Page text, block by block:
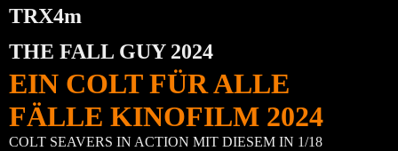
TRX4m
THE FALL GUY 2024
EIN COLT FÜR ALLE
FÄLLE KINOFILM 2024
COLT SEAVERS IN ACTION MIT DIESEM IN 1/18